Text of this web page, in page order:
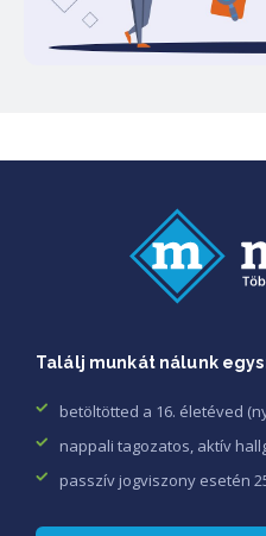
Találj munkát nálunk
betöltötted a 16. életéved
nappali tagozatos, aktív
passzív jogviszony esetén